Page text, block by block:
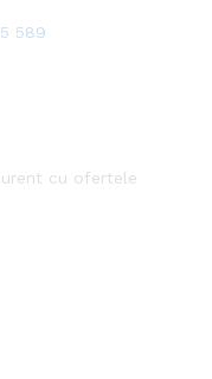
589
cu ofertele